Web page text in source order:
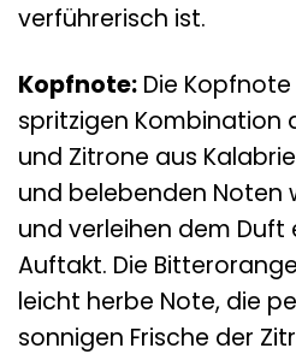
verführerisch ist.
Kopfnote: Die
spritzigen Kombination
und Zitrone aus
und belebenden Noten
und verleihen dem Duft
Auftakt. Die
leicht herbe Note, die
sonnigen Frische der